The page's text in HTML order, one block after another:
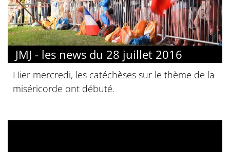
JMJ - les news du 28 juillet 2016
Hier mercredi, les catéchèses sur le thème de la
miséricorde ont débuté.